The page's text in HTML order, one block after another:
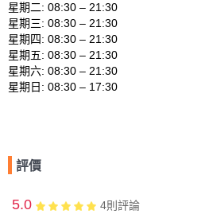
星期二: 08:30 – 21:30
星期三: 08:30 – 21:30
星期四: 08:30 – 21:30
星期五: 08:30 – 21:30
星期六: 08:30 – 21:30
評價
5.0 4則評論